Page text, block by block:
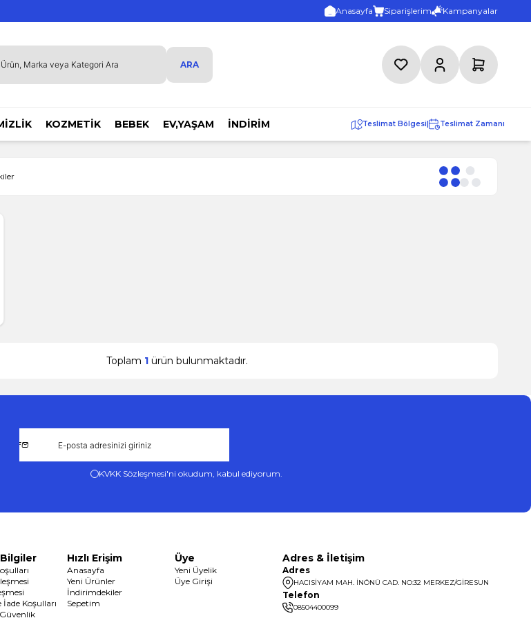
Anasayfa Siparişlerim Kampanyalar
ARA FavorilerimHesabım Sepetim
KOZMETİK BEBEK EV,YAŞAM İNDİRİM Teslimat Bölgesi| Teslimat Zamanı
Toplam 1ürün bulunmaktadır.
KVKK Sözleşmesi'ni okudum, kabul ediyorum.
Koşulları
Hızlı Erişim
Anasayfa
Yeni Ürünler
İndirimdekiler
Sepetim
Üye
Yeni Üyelik
Üye Girişi
Adres & İletişim
Adres
HACISİYAM MAH. İNÖNÜ CAD. NO:32 MERKEZ/GİRESUN
Telefon
08504400099